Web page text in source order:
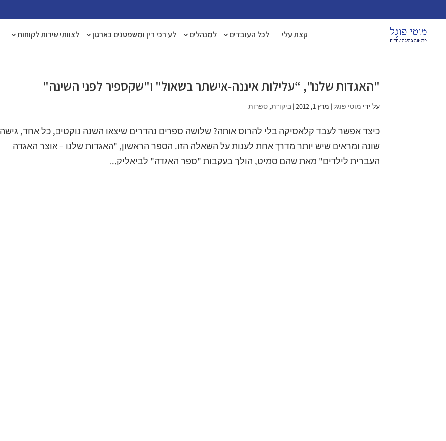
קצת עלי לכל העובדים למנהלים לעורכי דין ומשפטנים בארגון לצוותי שירות לקוחות
"האגדות שלנו", “עלילות איננה-אישתר בשאול" ו"שקספיר לפני השינה"
על ידי מוטי פוגל| מרץ 1, 2012 |ביקורת,ספרות
כיצד אפשר לעבד קלאסיקה בלי להרוס אותה? שלושה ספרים נהדרים שיצאו השנה נוקטים, כל אחד, גישה
שונה ומראים שיש יותר מדרך אחת לענות על השאלה הזו. הספר הראשון, "האגדות שלנו – אוצר האגדה
העברית לילדים" מאת שהם סמיט, הולך בעקבות "ספר האגדה" לביאליק...